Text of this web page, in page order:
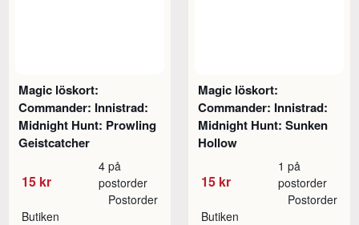
Magic löskort:
Commander: Innistrad:
Midnight Hunt: Prowling
Geistcatcher
15 kr
4 på
postorder
Butiken
Postorder
Magic löskort:
Commander: Innistrad:
Midnight Hunt: Sunken
Hollow
15 kr
1 på
postorder
Butiken
Postorder